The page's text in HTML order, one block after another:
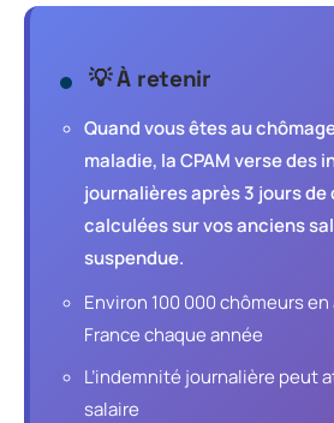
💡 À retenir
Quand vous êtes au
maladie, la CPAM verse des
journalières après 3 jours de
calculées sur vos anciens
suspendue.
Environ 100 000 chômeurs
France chaque année
L’indemnité journalière peut
salaire